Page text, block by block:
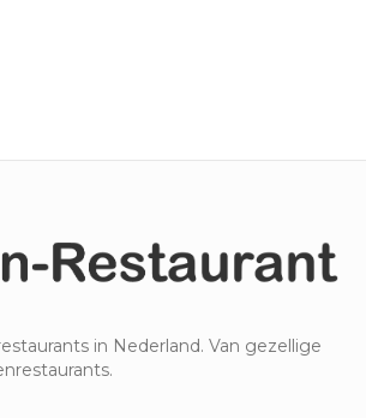
in Nederland. Van gezellige